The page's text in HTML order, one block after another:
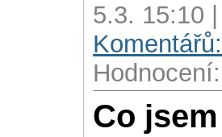
5.3. 15:10
Co